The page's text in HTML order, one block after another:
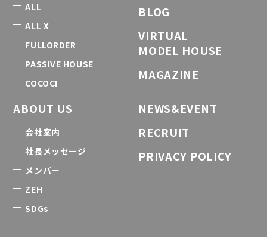
ALL
ALL X
FULLORDER
PASSIVE HOUSE
COCOCI
BLOG
VIRTUAL
MODEL HOUSE
MAGAZINE
ABOUT US
会社案内
社長メッセージ
メンバー
ZEH
SDGs
NEWS&EVENT
RECRUIT
PRIVACY POLICY